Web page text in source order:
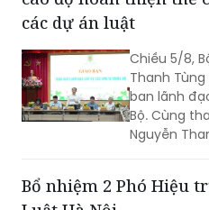
Chiều 5/8,
Thanh
ban lãnh
Bộ. Cùng
Nguyễn
Mai Lương
Bổ nhiệm 2 Phó Hiệu
Tại cuộc